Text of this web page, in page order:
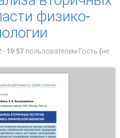
специалистами в
библиотеках?физико-
19:57 пользователем Гость (не